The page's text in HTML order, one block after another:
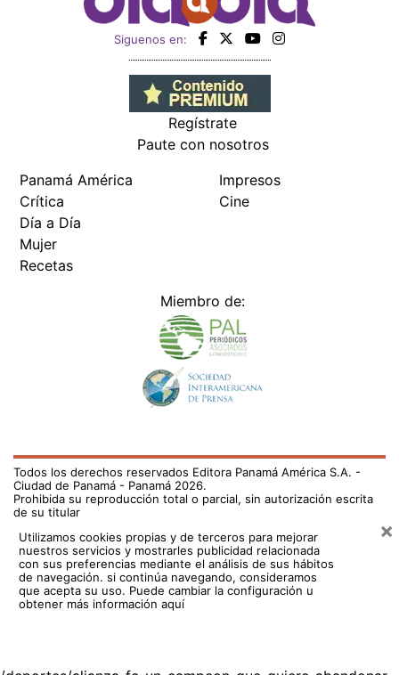
Siguenos en:
Regístrate
Paute con nosotros
Panamá América
Crítica
Día a Día
Mujer
Recetas
Impresos
Cine
Miembro de:
Todos los derechos reservados Editora Panamá América S.A. -
Ciudad de Panamá - Panamá 2026.
Prohibida su reproducción total o parcial, sin autorización escrita
de su titular
Utilizamos cookies propias y de terceros para mejorar
nuestros servicios y mostrarles publicidad relacionada
con sus preferencias mediante el análisis de sus hábitos
de navegación. si continúa navegando, consideramos
que acepta su uso. Puede cambiar la configuración u
obtener más información aquí
×